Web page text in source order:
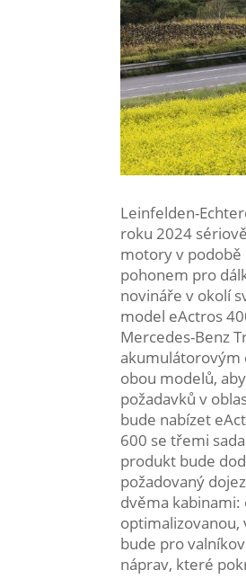
Leinfelden-
roku 2024
motory v podobě
pohonem pro
novináře v okolí
model eActros
Mercedes-Benz
akumulátorovým
obou modelů,
požadavků v
bude nabízet
600 se třemi
produkt bude
požadovaný
dvěma
bude pro
náprav, které